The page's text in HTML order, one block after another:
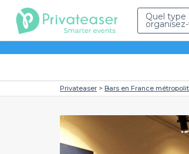
Quel
Privateaser Bars en France